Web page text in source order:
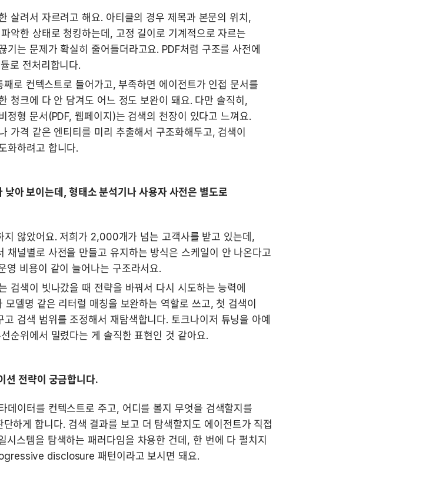
살려서 자르려고 해요. 아티클의 경우 제목과 본문의 위치,
악한 상태로 청킹하는데, 고정 길이로 기계적으로 자르는
기는 문제가 확실히 줄어들더라고요. PDF처럼 구조를 사전에
로 전처리합니다.
로 컨텍스트로 들어가고, 부족하면 에이전트가 인접 문서를
청크에 다 안 담겨도 어느 정도 보완이 돼요. 다만 솔직히,
정형 문서(PDF, 웹페이지)는 검색의 천장이 있다고 느껴요.
가격 같은 엔티티를 미리 추출해서 구조화해두고, 검색이
화하려고 합니다.
아 보이는데, 형태소 분석기나 사용자 사전은 별도로
지 않았어요. 저희가 2,000개가 넘는 고객사를 받고 있는데,
채널별로 사전을 만들고 유지하는 방식은 스케일이 안 나온다고
영 비용이 같이 늘어나는 구조라서요.
검색이 빗나갔을 때 전략을 바꿔서 다시 시도하는 능력에
델명 같은 리터럴 매칭을 보완하는 역할로 쓰고, 첫 검색이
검색 범위를 조정해서 재탐색합니다. 토크나이저 튜닝을 아예
순위에서 밀렸다는 게 솔직한 표현인 것 같아요.
션 전략이 궁금합니다.
데이터를 컨텍스트로 주고, 어디를 볼지 무엇을 검색할지를
하게 합니다. 검색 결과를 보고 더 탐색할지도 에이전트가 직접
시스템을 탐색하는 패러다임을 차용한 건데, 한 번에 다 펼치지
disclosure 패턴이라고 보시면 돼요.